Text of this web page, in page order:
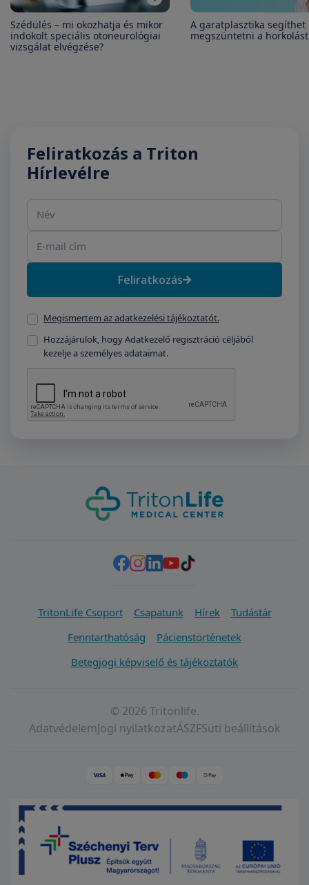
Szédülés – mi okozhatja és mikor
indokolt speciális otoneurológiai
vizsgálat elvégzése?
A garatplasztika segíthet
megszüntetni a horkolást
Feliratkozás a Triton
Hírlevélre
Feliratkozás
Megismertem az adatkezelési tájékoztatót.
Hozzájárulok, hogy Adatkezelő regisztráció céljából
kezelje a személyes adataimat.
TritonLife Csoport Csapatunk Hírek
Tudástár
Fenntarthatóság
Pácienstörténetek
Betegjogi képviselő és tájékoztatók
© 2026 Tritonlife.
AdatvédelemJogi nyilatkozatÁSZFSüti beállítások